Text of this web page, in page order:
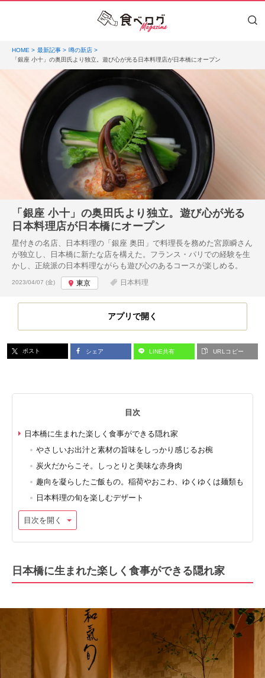
HOME 最新記事
噂の新店
「銀座 小十」の奥田氏より独立。遊び心が光る日本料理店が日本橋にオープン
「銀座 小十」の奥田氏より独立。遊び心が光る
日本料理店が日本橋にオープン
星付きの名店、日本料理の「銀座 奥田」で料理長を務めた宮原瞬さん
が独立し、日本橋に新たな店を構えた。フランス・パリでの経験を生
かし、正統派の日本料理ながらも遊び心のあるコースが楽しめる。
投稿日:
2023/04/07 (金) 東京 日本料理
アプリで開く
ポスト シェア LINE共有 URLコピー
目次
日本橋に生まれた楽しく食事ができる隠れ家
やさしいお出汁と素材の旨味をしっかり感じるお椀
炭火だからこそ。しっとりと美味な赤身肉
趣向を凝らしたご飯もの。稲荷やおこわ、ゆくゆくは麺類も
日本料理の旬を楽しむデザート
目次を開く
日本橋に生まれた楽しく食事ができる隠れ家